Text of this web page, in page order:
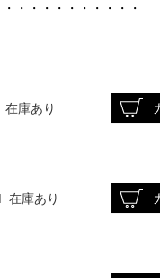
・・・・・・・・・・・
庫あり
在庫あり